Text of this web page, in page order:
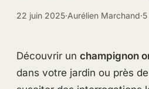
22 juin 2025·Aurélien Marchand·
Découvrir un champignon
dans votre jardin ou près